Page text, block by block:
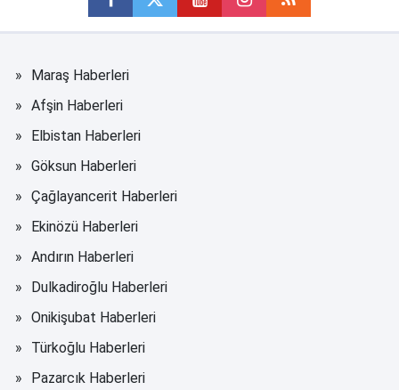
Maraş Haberleri
Afşin Haberleri
Elbistan Haberleri
Göksun Haberleri
Çağlayancerit Haberleri
Ekinözü Haberleri
Andırın Haberleri
Dulkadiroğlu Haberleri
Onikişubat Haberleri
Türkoğlu Haberleri
Pazarcık Haberleri